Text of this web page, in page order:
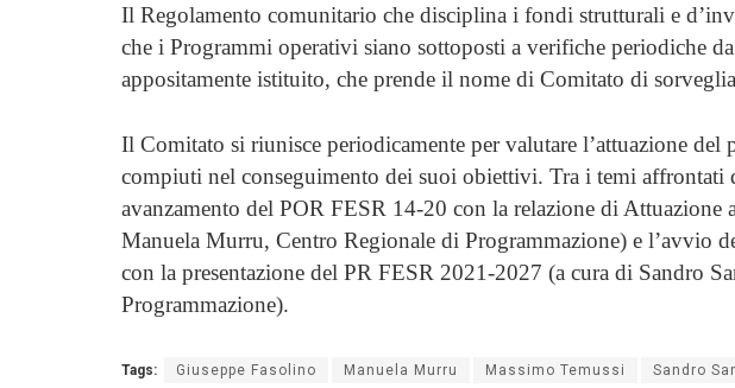
Il Regolamento comunitario che disciplina i fondi strutturali e
che i Programmi operativi siano sottoposti a verifiche periodiche
appositamente istituito, che prende il nome di Comitato di
Il Comitato si riunisce periodicamente per valutare l’attuazione del
compiuti nel conseguimento dei suoi obiettivi. Tra i temi affrontati
avanzamento del POR FESR 14-20 con la relazione di Attuazione
Manuela Murru, Centro Regionale di Programmazione) e l’avvio
con la presentazione del PR FESR 2021-2027 (a cura di Sandro
Programmazione).
Tags: Giuseppe Fasolino Manuela Murru Massimo Temussi Sandro